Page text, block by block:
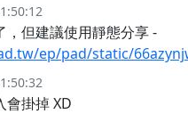
，但建議使用靜態分享 -
ep/pad/static/
會掛掉 XD